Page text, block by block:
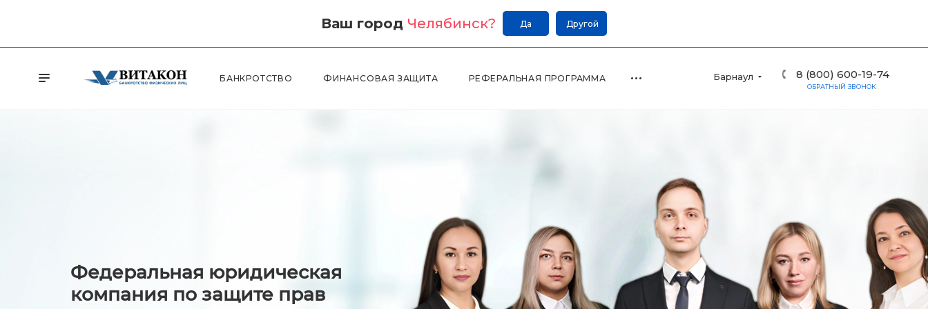
Ваш город Челябинск? Да Другой
Барнаул 8 (800) 600-19-74
БАНКРОТСТВО ФИНАНСОВАЯ ЗАЩИТА РЕФЕРАЛЬНАЯ ПРОГРАММА
ОБРАТНЫЙ ЗВОНОК
Федеральная юридическая
компания по защите прав